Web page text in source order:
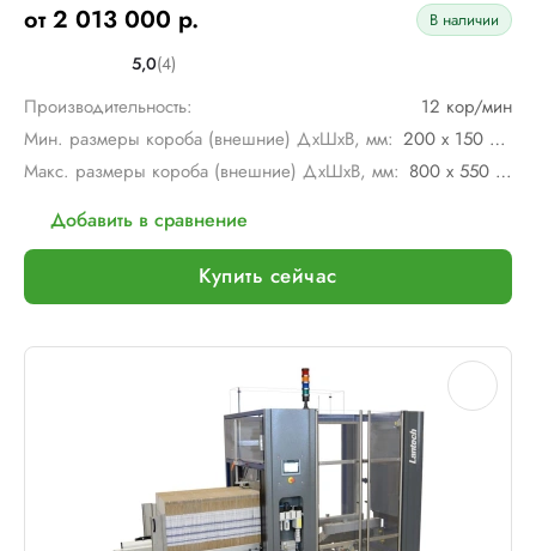
от 2 013 000 р.
В наличии
5,0(4)
Производительность:
12 кор/мин
Мин. размеры короба (внешние) ДхШхВ, мм:
200 х 150 х 280
Макс. размеры короба (внешние) ДхШхВ, мм:
800 х 550 х 800
Добавить в сравнение
Купить сейчас